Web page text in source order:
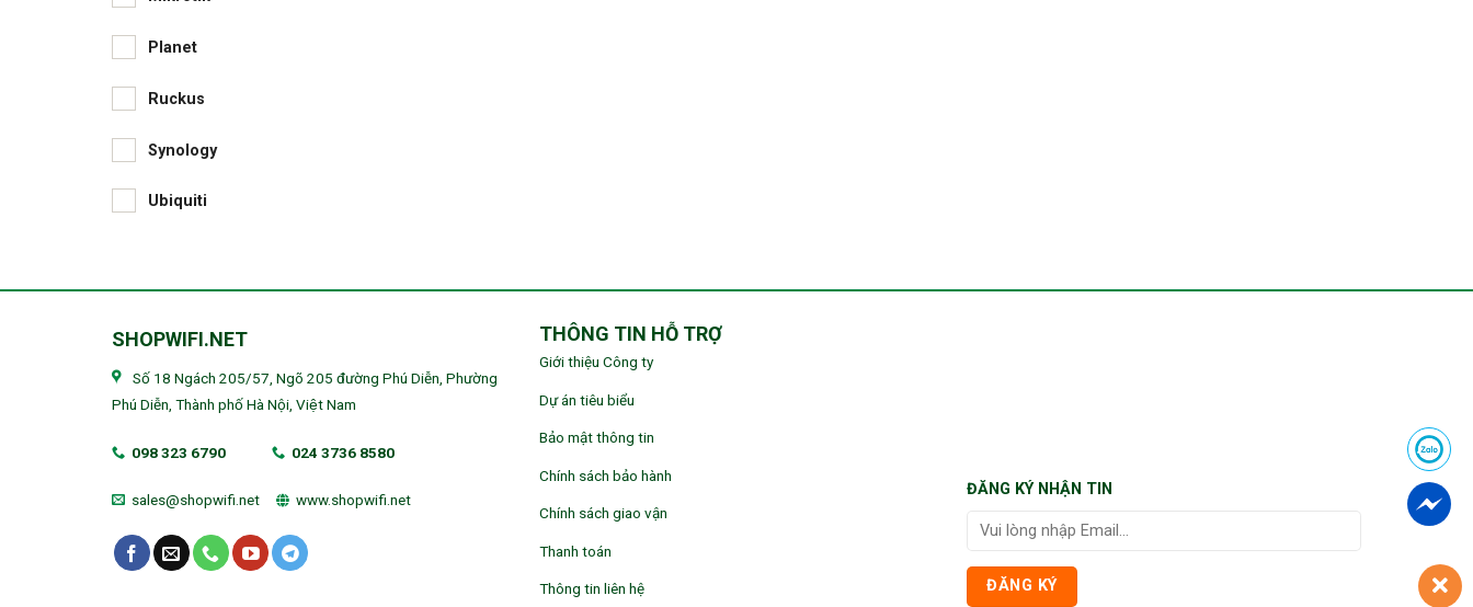
Planet
Ruckus
Synology
Ubiquiti
SHOPWIFI.NET
Số 18 Ngách 205/57, Ngõ 205 đường Phú Diễn, Phường
Phú Diễn, Thành phố Hà Nội, Việt Nam
098 323 6790 024 3736 8580
sales@shopwifi.net www.shopwifi.net
THÔNG TIN HỖ TRỢ
Giới thiệu Công ty
Dự án tiêu biểu
Bảo mật thông tin
Chính sách bảo hành
Chính sách giao vận
Thanh toán
Thông tin liên hệ
ĐĂNG KÝ NHẬN TIN